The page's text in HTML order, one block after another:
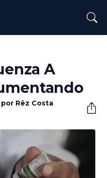
A
Rêz Costa